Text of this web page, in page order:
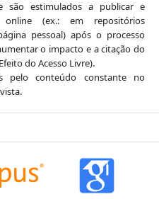
são estimulados a publicar e
(ex.: em repositórios
pessoal) após o processo
o impacto e a citação do
do Acesso Livre).
pelo conteúdo constante no